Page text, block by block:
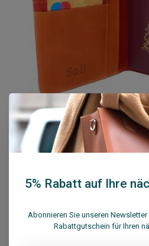
Su.B.dgn Venlo
€28,95
Vergleichen
5% Rabatt auf Ihre
Abonnieren Sie unseren Newsletter
Rabattgutschein für Ihren